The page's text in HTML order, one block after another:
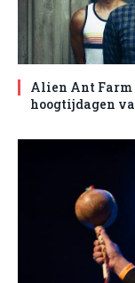
Alien Ant Farm
hoogtijdagen